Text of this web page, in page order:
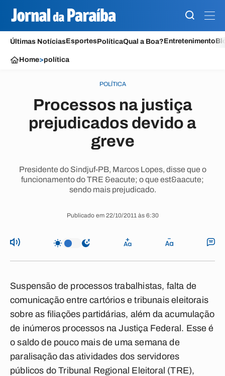
Últimas NotíciasEsportesPolíticaQual a Boa?Entretenimento
Home>política
POLÍTICA
Processos na justiça
prejudicados devido a
greve
Presidente do Sindjuf-PB, Marcos Lopes, disse que o
funcionamento do TRE &eacute; o que est&aacute;
sendo mais prejudicado.
Publicado em 22/10/2011 às 6:30
Suspensão de processos trabalhistas, falta de
comunicação entre cartórios e tribunais eleitorais
sobre as filiações partidárias, além da acumulação
de inúmeros processos na Justiça Federal. Esse é
o saldo de pouco mais de uma semana de
paralisação das atividades dos servidores
públicos do Tribunal Regional Eleitoral (TRE),